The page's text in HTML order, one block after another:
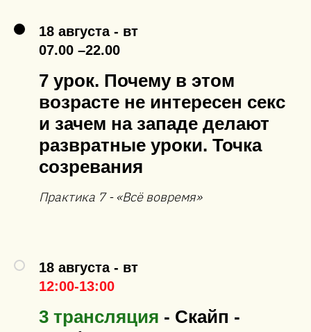
18 августа - вт
07.00 –22.00
7 урок. Почему в этом
возрасте не интересен секс
и зачем на западе делают
развратные уроки. Точка
созревания
Практика 7 - «Всё вовремя»
18 августа - вт
12:00-13:00
3 трансляция - Скайп -